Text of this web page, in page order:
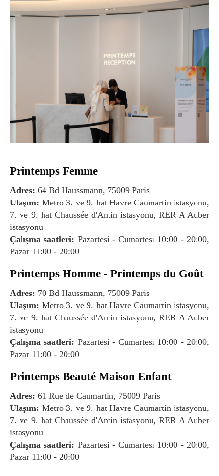
Printemps Femme
Adres: 64 Bd Haussmann, 75009 Paris
Ulaşım: Metro 3. ve 9. hat Havre Caumartin istasyonu,
7. ve 9. hat Chaussée d'Antin istasyonu, RER A Auber
istasyonu
Çalışma saatleri: Pazartesi - Cumartesi 10:00 - 20:00,
Pazar 11:00 - 20:00
Printemps Homme - Printemps du Goût
Adres: 70 Bd Haussmann, 75009 Paris
Ulaşım: Metro 3. ve 9. hat Havre Caumartin istasyonu,
7. ve 9. hat Chaussée d'Antin istasyonu, RER A Auber
istasyonu
Çalışma saatleri: Pazartesi - Cumartesi 10:00 - 20:00,
Pazar 11:00 - 20:00
Printemps Beauté Maison Enfant
Adres: 61 Rue de Caumartin, 75009 Paris
Ulaşım: Metro 3. ve 9. hat Havre Caumartin istasyonu,
7. ve 9. hat Chaussée d'Antin istasyonu, RER A Auber
istasyonu
Çalışma saatleri: Pazartesi - Cumartesi 10:00 - 20:00,
Pazar 11:00 - 20:00